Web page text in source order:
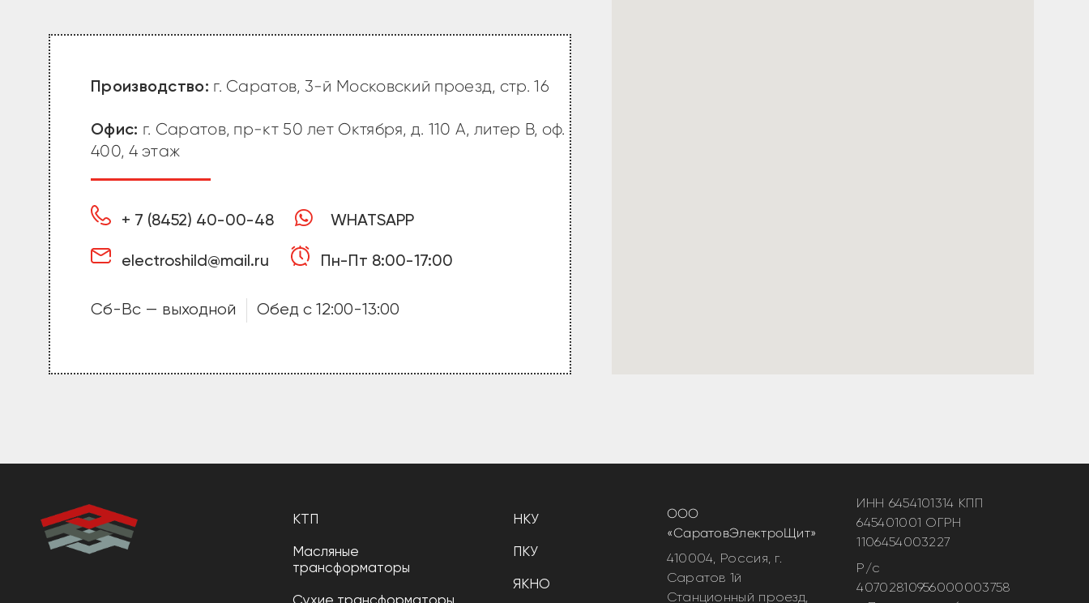
Производство: г. Саратов, 3-й Московский проезд, стр. 16
Офис: г. Саратов, пр-кт 50 лет Октября, д. 110 А, литер В, оф.
400, 4 этаж
+ 7 (8452) 40-00-48 WHATSAPP
electroshild@mail.ru Пн-Пт 8:00-17:00
Сб-Вс — выходной Обед с 12:00-13:00
КТП
Масляные
трансформаторы
НКУ
ПКУ
ЯКНО
ООО
«СаратовЭлектроЩит»
410004, Россия, г.
Саратов 1й
Станционный проезд,
ИНН 6454101314 КПП
645401001 ОГРН
1106454003227
Р/с
40702810956000003758